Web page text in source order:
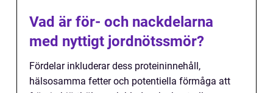
Vad är för- och nackdelarna
med nyttigt jordnötssmör?
Fördelar inkluderar dess proteininnehåll,
hälsosamma fetter och potentiella förmåga att